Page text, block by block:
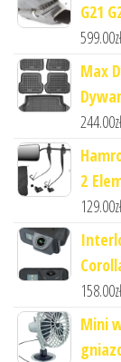
G21
599.00zł
Max
244.00zł
2
129.00zł
158.00zł
Mini